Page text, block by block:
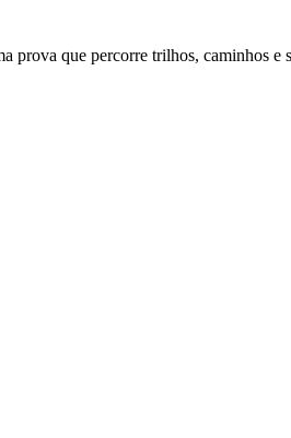
que percorre trilhos, caminhos